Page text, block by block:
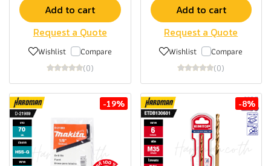
Add to cart
Request a Quote
Wishlist Compare
(0)
Add to cart
Request a Quote
Wishlist Compare
(0)
-19% -8%